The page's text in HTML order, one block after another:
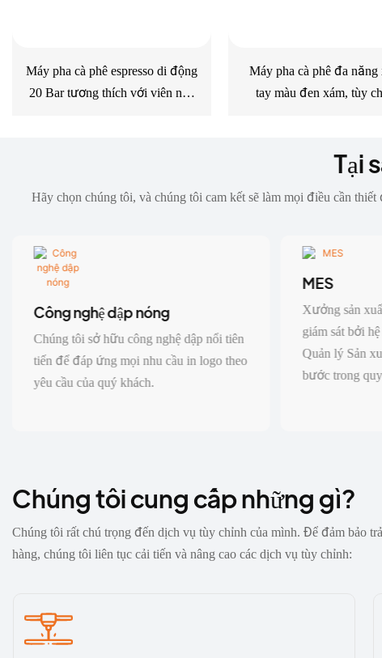
Máy pha cà phê espresso di động
20 Bar tương thích với viên nén
Máy pha cà phê đa năng
tay màu đen xám, tùy
Tại
Hãy chọn chúng tôi, và chúng tôi cam kết sẽ làm mọi điều cần
Công nghệ dập nóng
Chúng tôi sở hữu công nghệ dập nổi tiên
tiến để đáp ứng mọi nhu cầu in logo theo
yêu cầu của quý khách.
MES
Xưởng sản
giám sát bởi
Quản lý Sản
bước trong
Chúng tôi cung cấp những gì?
Chúng tôi rất chú trọng đến dịch vụ tùy chỉnh của mình. Để đảm bảo
hàng, chúng tôi liên tục cải tiến và nâng cao các dịch vụ tùy chỉnh: